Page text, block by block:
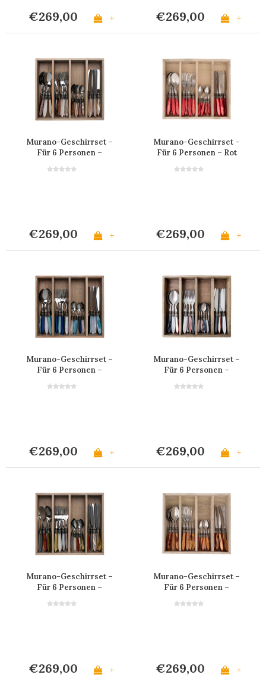
€269,00 + €269,00 +
Murano-Geschirrset –
Für 6 Personen –
€269,00 +
Murano-Geschirrset –
Für 6 Personen – Rot
€269,00 +
Murano-Geschirrset –
Für 6 Personen –
€269,00 +
Murano-Geschirrset –
Für 6 Personen –
€269,00 +
Murano-Geschirrset –
Für 6 Personen –
€269,00 +
Murano-Geschirrset –
Für 6 Personen –
€269,00 +